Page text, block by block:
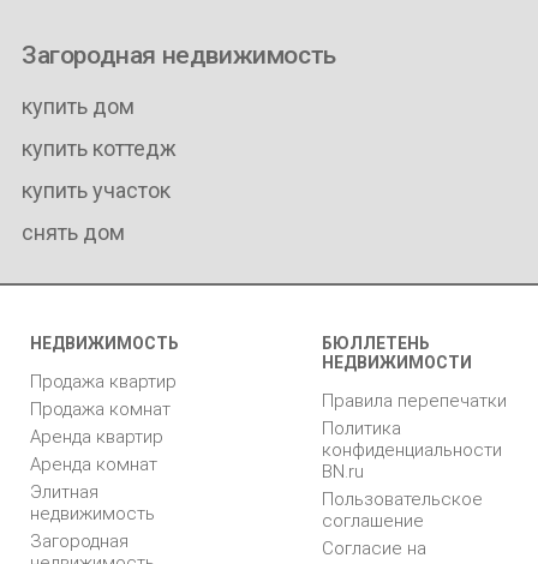
Загородная недвижимость
купить дом
купить коттедж
купить участок
снять дом
НЕДВИЖИМОСТЬ
Продажа квартир
Продажа комнат
Аренда квартир
Аренда комнат
Элитная
недвижимость
Загородная
БЮЛЛЕТЕНЬ
НЕДВИЖИМОСТИ
Правила перепечатки
Политика
конфиденциальности
BN.ru
Пользовательское
соглашение
Согласие на